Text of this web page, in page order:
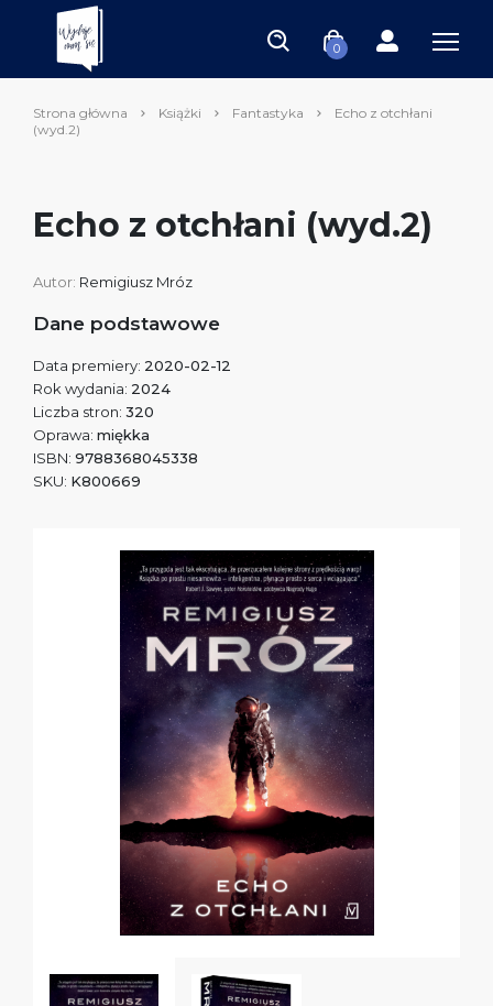
0
Strona główna Książki Fantastyka
Echo z otchłani
(wyd.2)
Echo z otchłani (wyd.2)
Autor: Remigiusz Mróz
Dane podstawowe
Data premiery: 2020-02-12
Rok wydania: 2024
Liczba stron: 320
Oprawa: miękka
ISBN: 9788368045338
SKU: K800669